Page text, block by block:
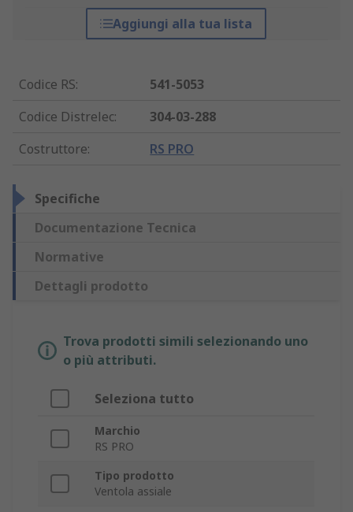
Aggiungi alla tua lista
Codice RS:
541-5053
Codice Distrelec:
304-03-288
Costruttore: RS PRO
Specifiche
Documentazione Tecnica
Normative
Dettagli prodotto
Trova prodotti simili selezionando uno
o più attributi.
Seleziona tutto
Marchio
RS PRO
Tipo prodotto
Ventola assiale